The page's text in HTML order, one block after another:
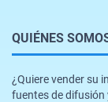
QUIÉNES
¿Quiere vender su
fuentes de difusión